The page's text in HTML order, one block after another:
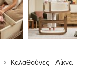
Καλαθούνες - Λίκνα